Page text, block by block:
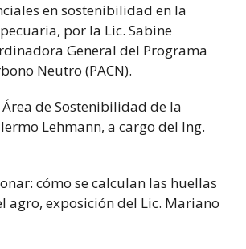
en sostenibilidad en la
por la Lic. Sabine
General del Programa
Neutro (PACN).
de Sostenibilidad de la
Lehmann, a cargo del Ing.
cómo se calculan las huellas
agro, exposición del Lic. Mariano